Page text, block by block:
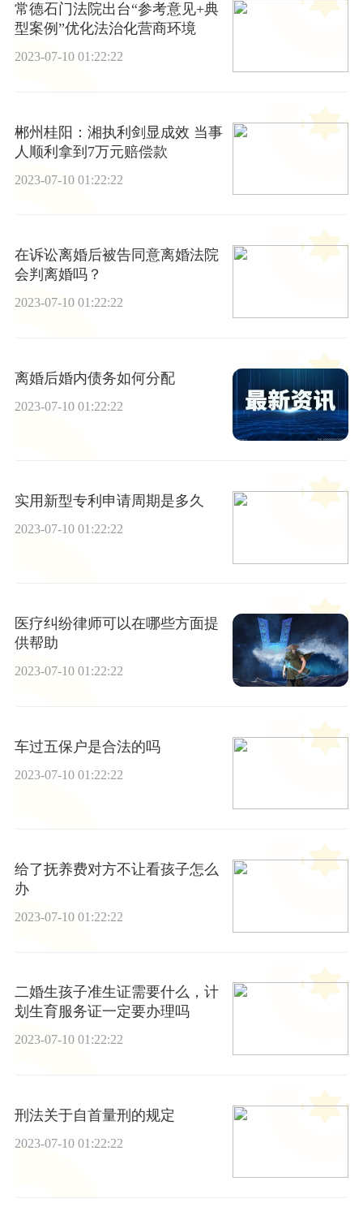
常德石门法院出台“参考意见+典
型案例”优化法治化营商环境
2023-07-10 01:22:22
郴州桂阳：湘执利剑显成效 当事
人顺利拿到7万元赔偿款
2023-07-10 01:22:22
在诉讼离婚后被告同意离婚法院
会判离婚吗？
2023-07-10 01:22:22
离婚后婚内债务如何分配
2023-07-10 01:22:22
实用新型专利申请周期是多久
2023-07-10 01:22:22
医疗纠纷律师可以在哪些方面提
供帮助
2023-07-10 01:22:22
车过五保户是合法的吗
2023-07-10 01:22:22
给了抚养费对方不让看孩子怎么
办
2023-07-10 01:22:22
二婚生孩子准生证需要什么，计
划生育服务证一定要办理吗
2023-07-10 01:22:22
刑法关于自首量刑的规定
2023-07-10 01:22:22